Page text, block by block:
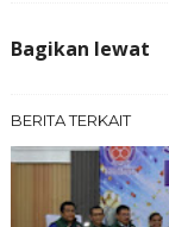
Bagikan lewat
BERITA TERKAIT